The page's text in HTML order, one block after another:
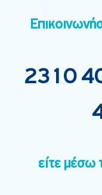
2310
είτε μέσω